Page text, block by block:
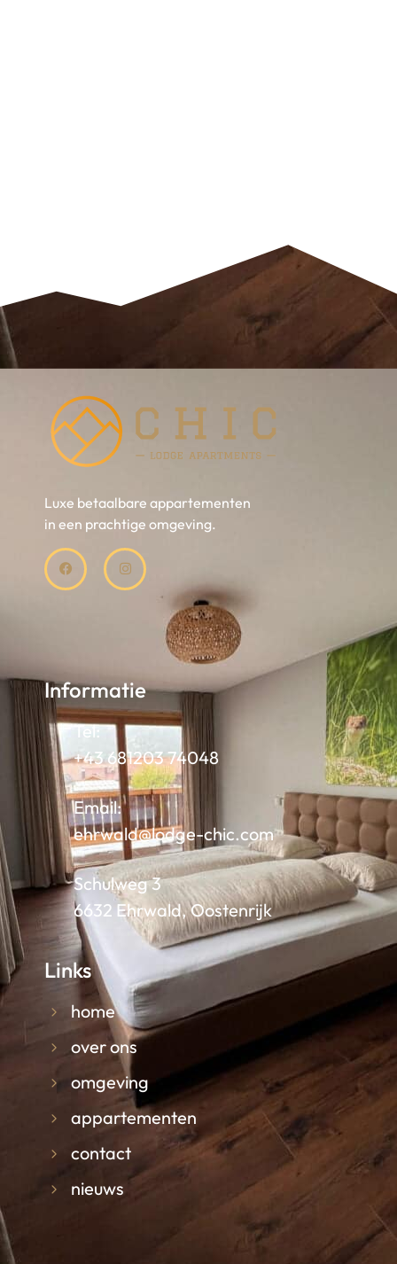
Luxe betaalbare appartementen
in een prachtige omgeving.
Informatie
Tel:
+43 681203 74048
Email:
ehrwald@lodge-chic.com
Schulweg 3
6632 Ehrwald, Oostenrijk
Links
home
over ons
omgeving
appartementen
contact
nieuws